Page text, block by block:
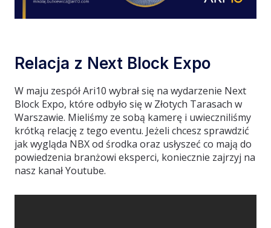
Relacja z Next Block Expo
W maju zespół Ari10 wybrał się na wydarzenie Next
Block Expo, które odbyło się w Złotych Tarasach w
Warszawie. Mieliśmy ze sobą kamerę i uwieczniliśmy
krótką relację z tego eventu. Jeżeli chcesz sprawdzić
jak wygląda NBX od środka oraz usłyszeć co mają do
powiedzenia branżowi eksperci, koniecznie zajrzyj na
nasz kanał Youtube.